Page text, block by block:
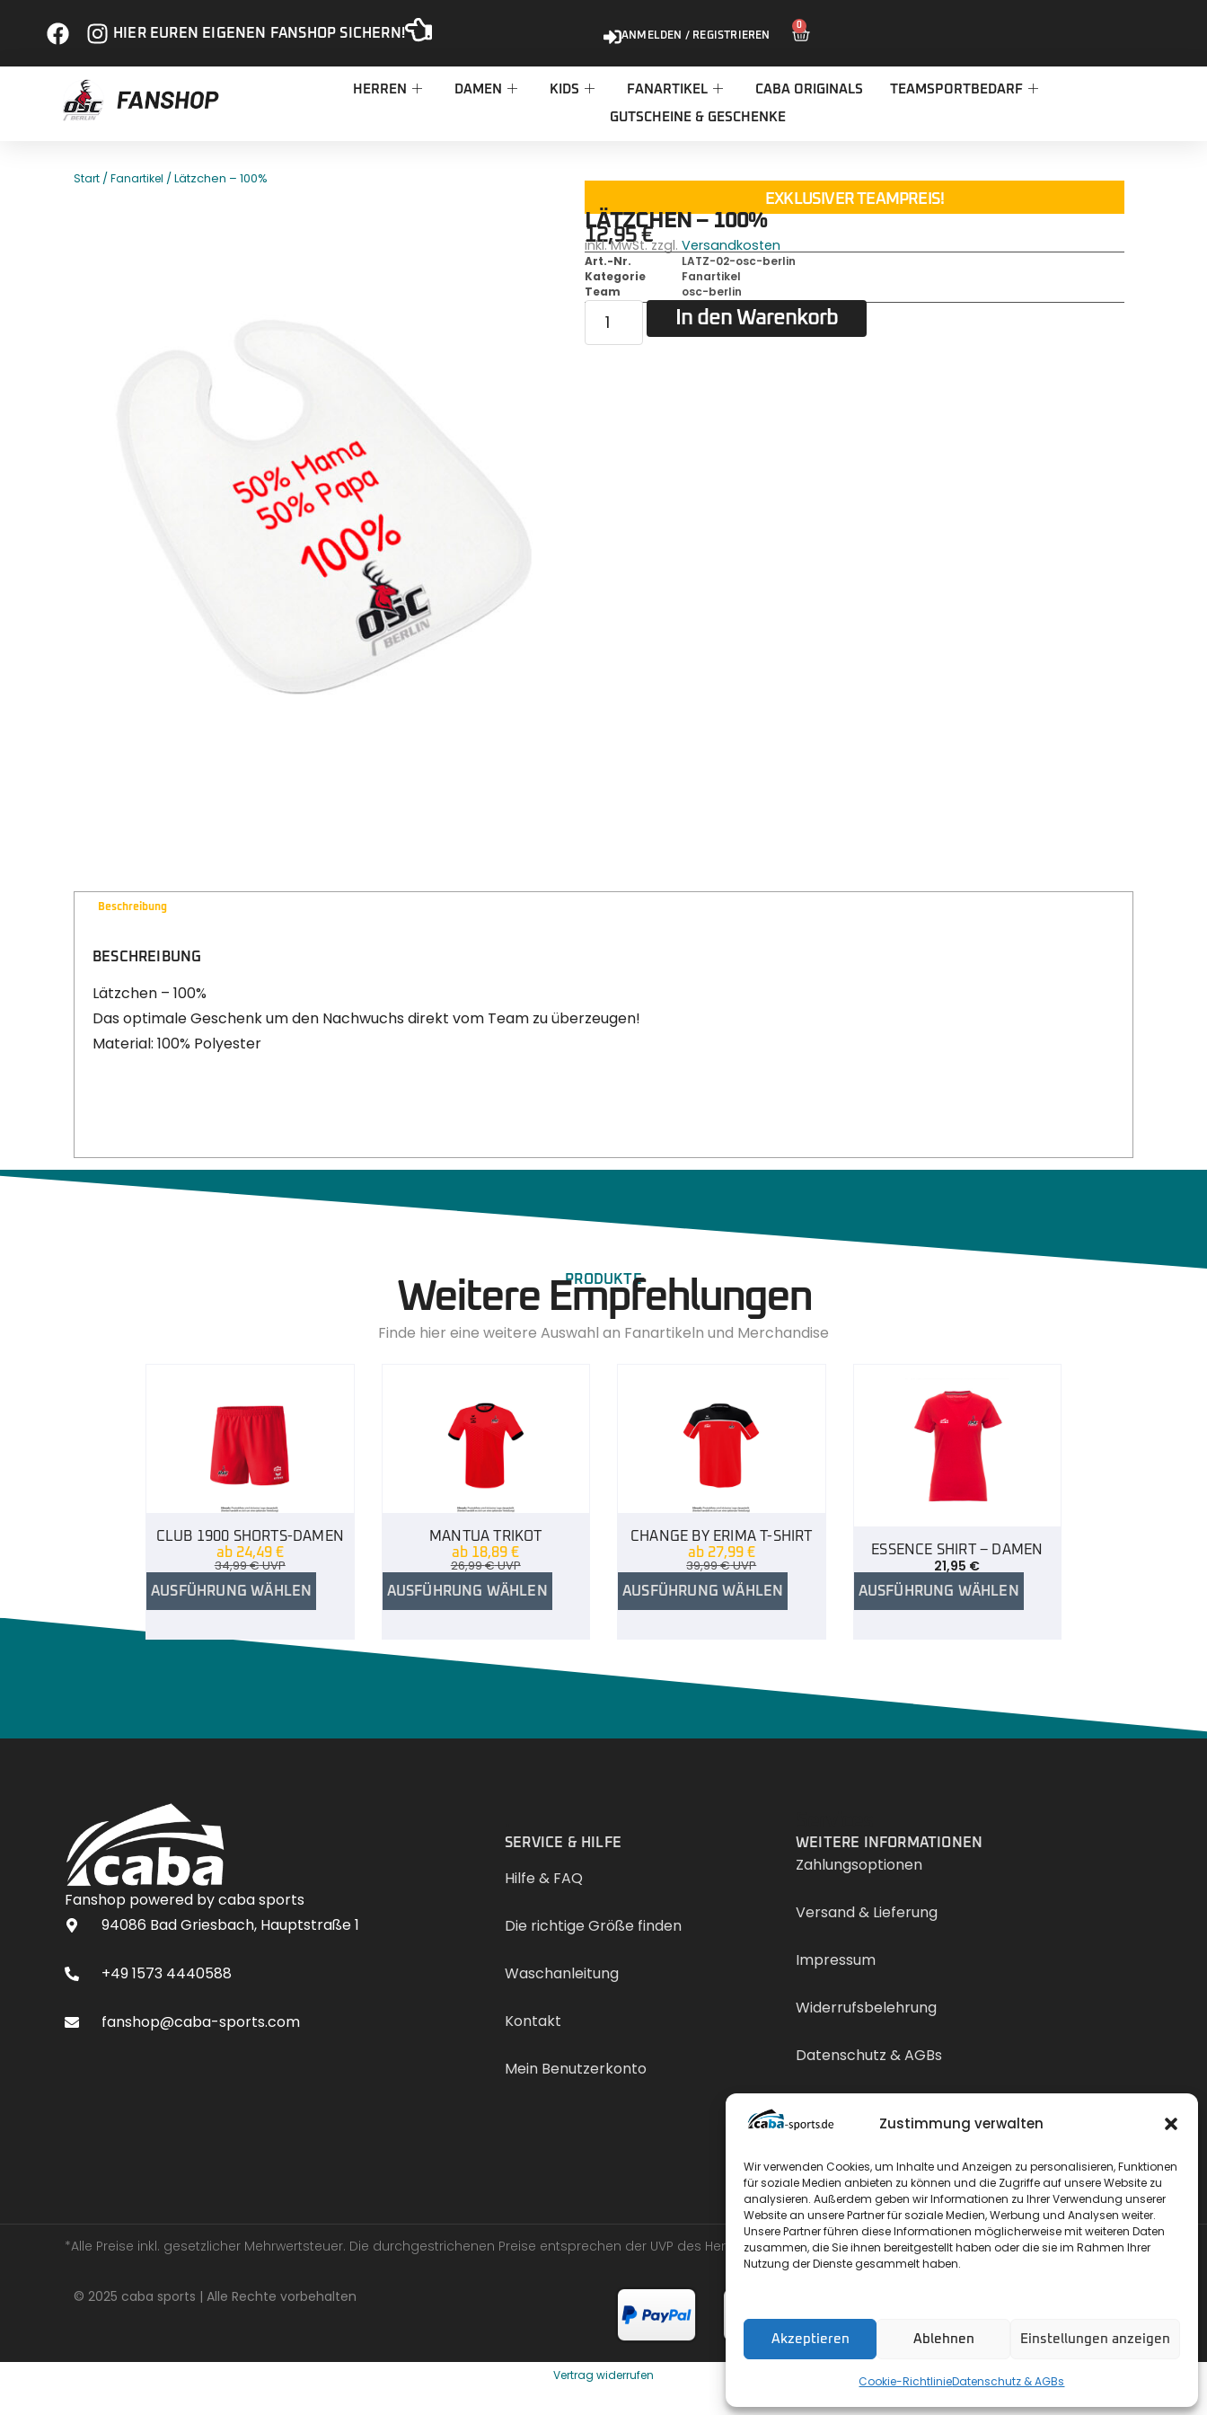
Zustimmung verwalten
Wir verwenden Cookies, um Inhalte und Anzeigen zu personalisieren, Funktionen
für soziale Medien anbieten zu können und die Zugriffe auf unsere Website zu
analysieren. Außerdem geben wir Informationen zu Ihrer Verwendung unserer
Website an unsere Partner für soziale Medien, Werbung und Analysen weiter.
Unsere Partner führen diese Informationen möglicherweise mit weiteren Daten
zusammen, die Sie ihnen bereitgestellt haben oder die sie im Rahmen Ihrer
Nutzung der Dienste gesammelt haben.
Akzeptieren Ablehnen Einstellungen anzeigen
Cookie-RichtlinieDatenschutz & AGBs
HIER EUREN EIGENEN FANSHOP SICHERN! ANMELDEN / REGISTRIEREN
0
HERREN DAMEN KIDS FANARTIKEL CABA ORIGINALS TEAMSPORTBEDARF
GUTSCHEINE & GESCHENKE
Start /Fanartikel / Lätzchen – 100%
EXKLUSIVER TEAMPREIS!
LÄTZCHEN – 100%
12,95€
inkl. MwSt. zzgl.Versandkosten
Art.-Nr.
LATZ-02-osc-berlin
Kategorie
Fanartikel
Team
osc-berlin
In den Warenkorb
Beschreibung
BESCHREIBUNG
Lätzchen – 100%
Das optimale Geschenk um den Nachwuchs direkt vom Team zu überzeugen!
Material: 100% Polyester
PRODUKTE
Weitere Empfehlungen
Finde hier eine weitere Auswahl an Fanartikeln und Merchandise
CLUB 1900 SHORTS-DAMEN
ab 24,49 €
34,99€UVP
AUSFÜHRUNG WÄHLEN
MANTUA TRIKOT
ab 18,89€
26,99€UVP
AUSFÜHRUNG WÄHLEN
CHANGE BY ERIMA T-SHIRT
ab 27,99 €
39,99€UVP
AUSFÜHRUNG WÄHLEN
ESSENCE SHIRT – DAMEN
21,95 €
AUSFÜHRUNG WÄHLEN
Fanshop powered by caba sports
94086 Bad Griesbach, Hauptstraße 1
+49 1573 4440588
fanshop@caba-sports.com
SERVICE & HILFE
Hilfe & FAQ
Die richtige Größe finden
Waschanleitung
Kontakt
Mein Benutzerkonto
WEITERE INFORMATIONEN
Zahlungsoptionen
Versand & Lieferung
Impressum
Widerrufsbelehrung
Datenschutz & AGBs
*Alle Preise inkl. gesetzlicher Mehrwertsteuer. Die durchgestrichenen Preise entsprechen der UVP des Herstellers.
© 2025 caba sports | Alle Rechte vorbehalten
Vertrag widerrufen